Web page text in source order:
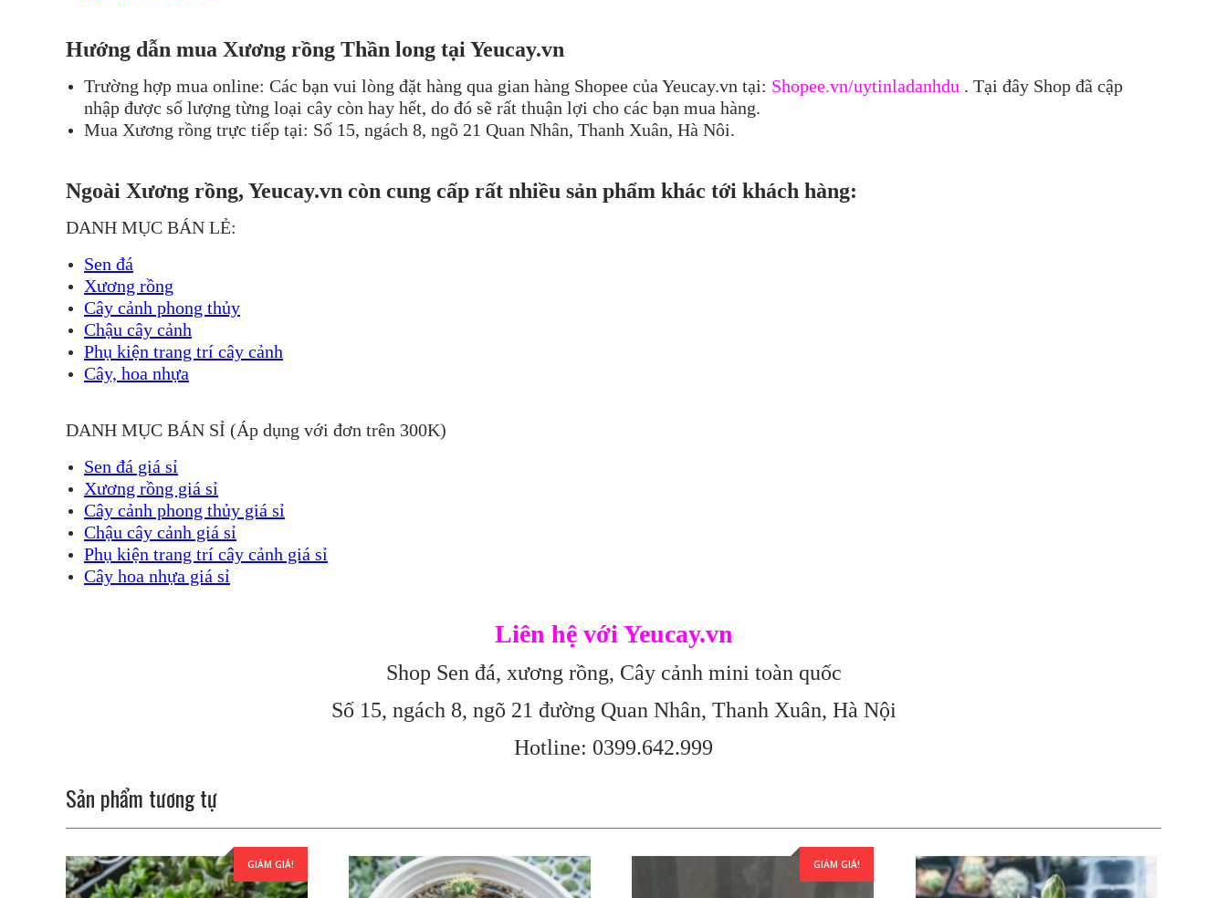
Hướng dẫn mua Xương rồng Thần long tạiYeucay.vn
Trường hợp mua online: Các bạn vui lòng đặt hàng qua gian hàng Shopee của Yeucay.vn tại: Shopee.vn/uytinladanhdu . Tại đây Shop đã cập
nhập được số lượng từng loại cây còn hay hết, do đó sẽ rất thuận lợi cho các bạn mua hàng.
Mua Xương rồng trực tiếp tại: Số 15, ngách 8, ngõ 21 Quan Nhân, Thanh Xuân, Hà Nôi.
Ngoài Xương rồng, Yeucay.vn còn cung cấp rất nhiều sản phẩm khác tới khách hàng:
DANH MỤC BÁN LẺ:
Sen đá
Xương rồng
Cây cảnh phong thủy
Chậu cây cảnh
Phụ kiện trang trí cây cảnh
Cây, hoa nhựa
DANH MỤC BÁN SỈ (Áp dụng với đơn trên 300K)
Sen đá giá sỉ
Xương rồng giá sỉ
Cây cảnh phong thủy giá sỉ
Chậu cây cảnh giá sỉ
Phụ kiện trang trí cây cảnh giá sỉ
Cây hoa nhựa giá sỉ
Liên hệ với Yeucay.vn
Shop Sen đá, xương rồng, Cây cảnh mini toàn quốc
Số 15, ngách 8, ngõ 21 đường Quan Nhân, Thanh Xuân, Hà Nội
Hotline: 0399.642.999
Sản phẩm tương tự
GIẢM GIÁ! GIẢM GIÁ!